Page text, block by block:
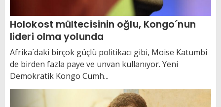
Holokost mültecisinin oğlu, Kongo´nun
lideri olma yolunda
Afrika´daki birçok güçlü politikacı gibi, Moise Katumbi
de birden fazla paye ve unvan kullanıyor. Yeni
Demokratik Kongo Cumh...